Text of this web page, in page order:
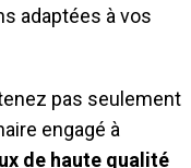
adaptées à vos
pas seulement
engagé à
de haute qualité